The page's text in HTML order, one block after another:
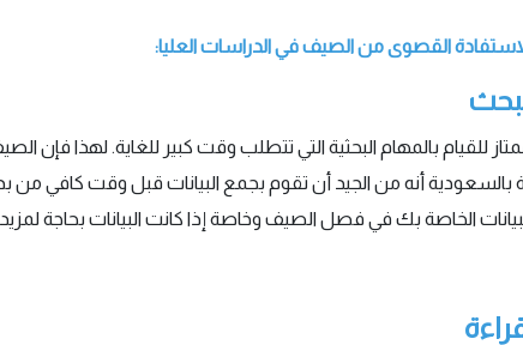
للقيام بالمهام البحثية التي تتطلب وقت كبير للغاية. لهذا فإن
بالسعودية أنه من الجيد أن تقوم بجمع البيانات قبل وقت كافي
الخاصة بك في فصل الصيف وخاصة إذا كانت البيانات بحاجة